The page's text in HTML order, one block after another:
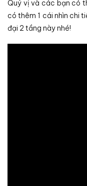
Quý vị và các bạn có
có thêm 1 cái nhìn chi
đại 2 tầng này nhé!